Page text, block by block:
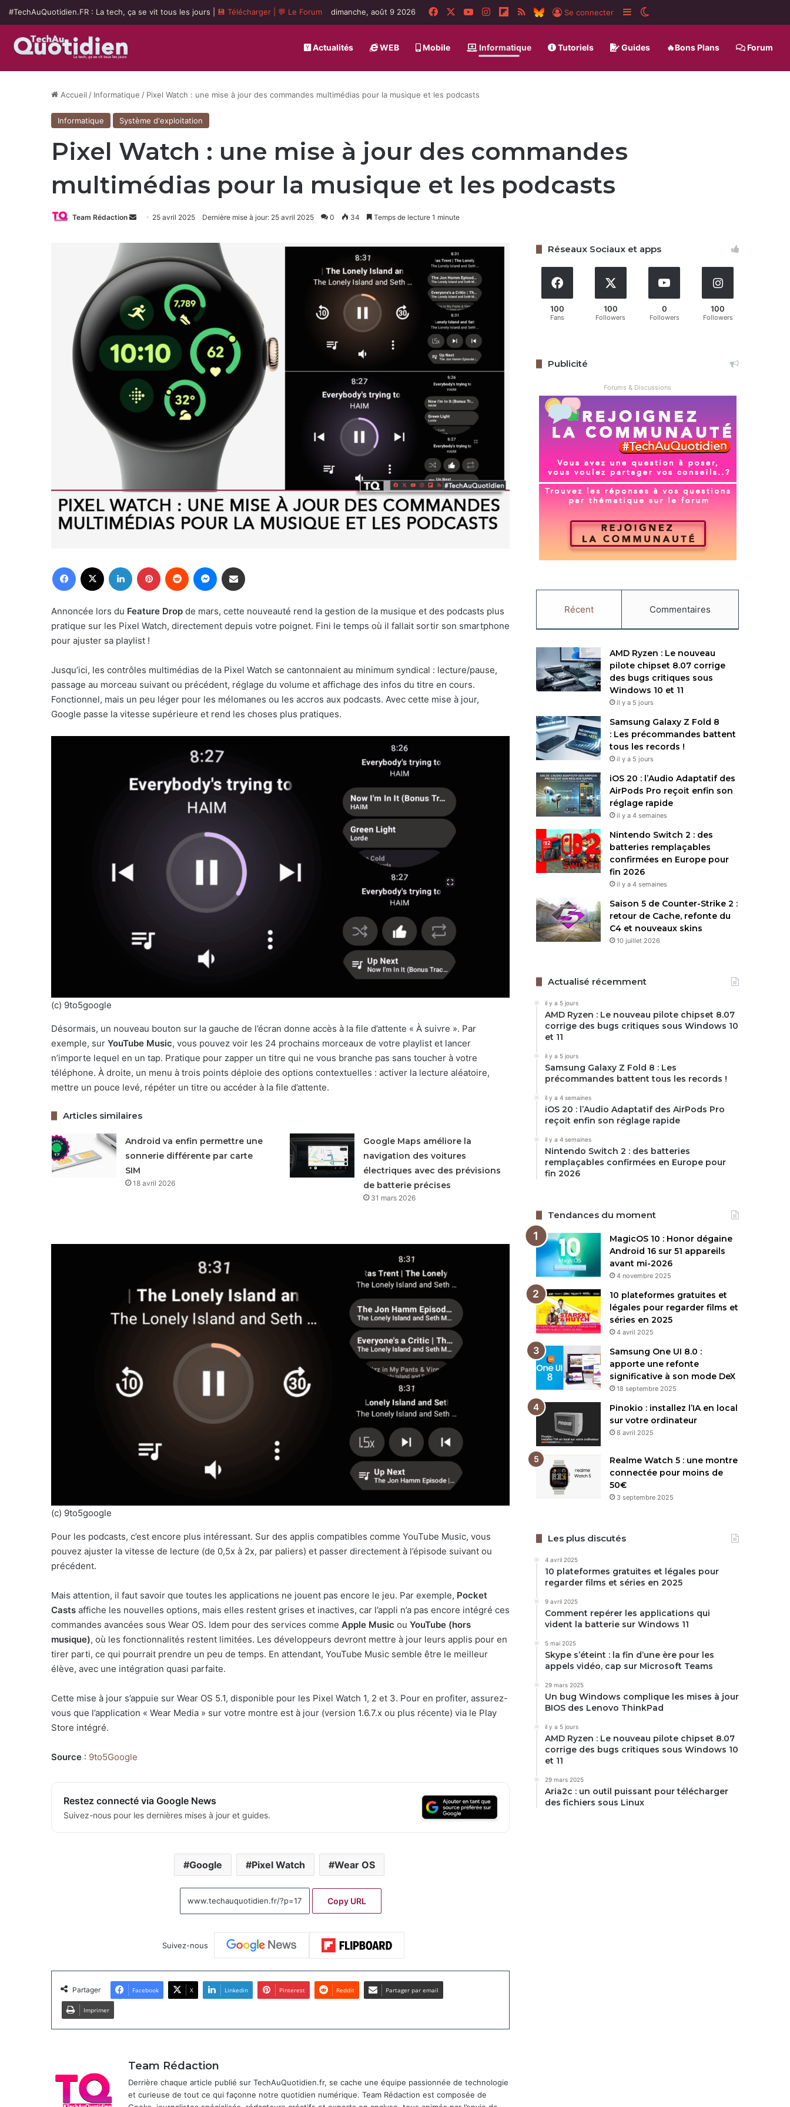
#TechAuQuotidien.FR : La tech, ça se vit tous les jours | 💾 Télécharger 💬 Le Forum dimanche, août 9 2026 FacebookYouTubeInstagramFlipboard
RSS BlueSky
Se connecter Sidebar (barre latérale)
Actualités WEB Mobile Informatique Tutoriels Guides 🔥Bons Plans Forum
Accueil / Informatique / Pixel Watch : une mise à jour des commandes multimédias pour la musique et les podcasts
Informatique Système d'exploitation
Pixel Watch : une mise à jour des commandes
multimédias pour la musique et les podcasts
Team Rédaction
Envoyer
courriel
25 avril 2025 Dernière mise à jour: 25 avril 2025 0 34 Temps de lecture 1 minute
Facebook Linkedin Pinterest Reddit Messenger
Annoncée lors du Feature Drop de mars, cette nouveauté rend la gestion de la musique et des podcasts plus
pratique sur les Pixel Watch, directement depuis votre poignet. Fini le temps où il fallait sortir son smartphone
pour ajuster sa playlist !
Jusqu’ici, les contrôles multimédias de la Pixel Watch se cantonnaient au minimum syndical : lecture/pause,
passage au morceau suivant ou précédent, réglage du volume et affichage des infos du titre en cours.
Fonctionnel, mais un peu léger pour les mélomanes ou les accros aux podcasts. Avec cette mise à jour,
Google passe la vitesse supérieure et rend les choses plus pratiques.
(c) 9to5google
Désormais, un nouveau bouton sur la gauche de l’écran donne accès à la file d’attente « À suivre ». Par
exemple, sur YouTube Music, vous pouvez voir les 24 prochains morceaux de votre playlist et lancer
n’importe lequel en un tap. Pratique pour zapper un titre qui ne vous branche pas sans toucher à votre
téléphone. À droite, un menu à trois points déploie des options contextuelles : activer la lecture aléatoire,
mettre un pouce levé, répéter un titre ou accéder à la file d’attente.
Articles similaires
Android va enfin permettre une
sonnerie différente par carte
SIM
18 avril 2026
Google Maps améliore la
navigation des voitures
électriques avec des prévisions
de batterie précises
31 mars 2026
(c) 9to5google
Pour les podcasts, c’est encore plus intéressant. Sur des applis compatibles comme YouTube Music, vous
pouvez ajuster la vitesse de lecture (de 0,5x à 2x, par paliers) et passer directement à l’épisode suivant ou
précédent.
Mais attention, il faut savoir que toutes les applications ne jouent pas encore le jeu. Par exemple, Pocket
Casts affiche les nouvelles options, mais elles restent grises et inactives, car l’appli n’a pas encore intégré ces
commandes avancées sous Wear OS. Idem pour des services comme Apple Music ou YouTube (hors
musique), où les fonctionnalités restent limitées. Les développeurs devront mettre à jour leurs applis pour en
tirer parti, ce qui pourrait prendre un peu de temps. En attendant, YouTube Music semble être le meilleur
élève, avec une intégration quasi parfaite.
Cette mise à jour s’appuie sur Wear OS 5.1, disponible pour les Pixel Watch 1, 2 et 3. Pour en profiter, assurez-
vous que l’application « Wear Media » sur votre montre est à jour (version 1.6.7.x ou plus récente) via le Play
Store intégré.
Source : 9to5Google
Restez connecté via Google News
Suivez-nous pour les dernières mises à jour et guides.
Google Pixel Watch Wear OS
Copy URL
Suivez-nous
Partager Facebook X Linkedin Pinterest Reddit Partager par email
Imprimer
Team Rédaction
Derrière chaque article publié sur TechAuQuotidien.fr, se cache une équipe passionnée de technologie
et curieuse de tout ce qui façonne notre quotidien numérique. Team Rédaction est composée de
Réseaux Sociaux et apps
100
Fans
100
Followers
0
Followers
100
Followers
Publicité
Forums & Discussions
Récent Commentaires
AMD Ryzen : Le nouveau
pilote chipset 8.07 corrige
des bugs critiques sous
Windows 10 et 11
il y a 5 jours
Samsung Galaxy Z Fold 8
: Les précommandes battent
tous les records !
il y a 5 jours
iOS 20 : l’Audio Adaptatif des
AirPods Pro reçoit enfin son
réglage rapide
il y a 4 semaines
Nintendo Switch 2 : des
batteries remplaçables
confirmées en Europe pour
fin 2026
il y a 4 semaines
Saison 5 de Counter-Strike 2 :
retour de Cache, refonte du
C4 et nouveaux skins
10 juillet 2026
Actualisé récemment
il y a 5 jours
AMD Ryzen : Le nouveau pilote chipset 8.07
corrige des bugs critiques sous Windows 10
et 11
il y a 5 jours
Samsung Galaxy Z Fold 8 : Les
précommandes battent tous les records !
il y a 4 semaines
iOS 20 : l’Audio Adaptatif des AirPods Pro
reçoit enfin son réglage rapide
il y a 4 semaines
Nintendo Switch 2 : des batteries
remplaçables confirmées en Europe pour
fin 2026
Tendances du moment
MagicOS 10 : Honor dégaine
Android 16 sur 51 appareils
avant mi-2026
4 novembre 2025
10 plateformes gratuites et
légales pour regarder films et
séries en 2025
4 avril 2025
Samsung One UI 8.0 :
apporte une refonte
significative à son mode DeX
18 septembre 2025
Pinokio : installez l’IA en local
sur votre ordinateur
8 avril 2025
Realme Watch 5 : une montre
connectée pour moins de
50€
3 septembre 2025
Les plus discutés
4 avril 2025
10 plateformes gratuites et légales pour
regarder films et séries en 2025
9 avril 2025
Comment repérer les applications qui
vident la batterie sur Windows 11
5 mai 2025
Skype s’éteint : la fin d’une ère pour les
appels vidéo, cap sur Microsoft Teams
29 mars 2025
Un bug Windows complique les mises à jour
BIOS des Lenovo ThinkPad
il y a 5 jours
AMD Ryzen : Le nouveau pilote chipset 8.07
corrige des bugs critiques sous Windows 10
et 11
29 mars 2025
Aria2c : un outil puissant pour télécharger
des fichiers sous Linux